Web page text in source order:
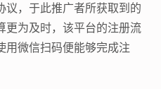
议，于此推广者所获取到的
更为及时，该平台的注册流
用微信扫码便能够完成注